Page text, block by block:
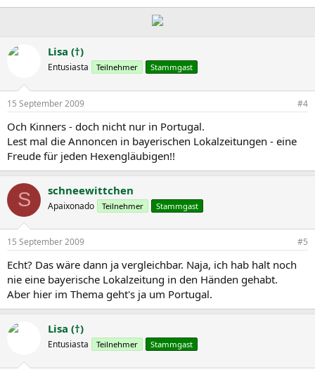
Lisa (†)
Entusiasta Teilnehmer Stammgast
15 September 2009 #4
Och Kinners - doch nicht nur in Portugal.
Lest mal die Annoncen in bayerischen Lokalzeitungen - eine
Freude für jeden Hexengläubigen!!
S schneewittchen
Apaixonado Teilnehmer Stammgast
15 September 2009 #5
Echt? Das wäre dann ja vergleichbar. Naja, ich hab halt noch
nie eine bayerische Lokalzeitung in den Händen gehabt.
Aber hier im Thema geht's ja um Portugal.
Lisa (†)
Entusiasta Teilnehmer Stammgast